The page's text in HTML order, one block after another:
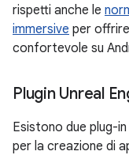
rispetti anche le
immersive per
confortevole su
Plugin Unreal
Esistono due plug-
per la creazione di